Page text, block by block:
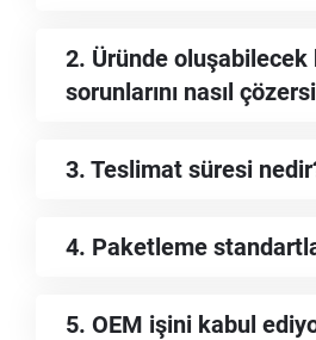
2. Üründe
sorunlarını nasıl
3. Teslimat süresi
4. Paketleme
5. OEM işini kabul